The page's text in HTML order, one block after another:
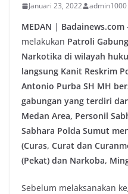
Januari 23, 2022 admin1000
MEDAN | Badainews.com
melakukan Patroli
Narkotika di wilayah
langsung Kanit Reskrim
Antonio Purba SH MH
gabungan yang terdiri
Medan Area, Personil
Sabhara Polda Sumut
(Curas, Curat dan
(Pekat) dan Narkoba,
Sebelum melaksanakan